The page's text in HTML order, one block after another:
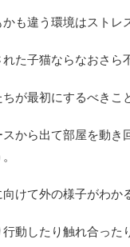
も違う環境はストレ
た子猫ならなおさら
が最初にするべきこ
から出て部屋を動
けて外の様子がわか
動したり触れ合った